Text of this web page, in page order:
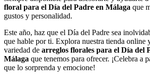
floral para el Día del Padre en Málaga que
gustos y personalidad.
Este año, haz que el Día del Padre sea
que hable por ti. Explora nuestra tienda online
variedad de arreglos florales para el Día del
Málaga que tenemos para ofrecer. ¡Celebra a
que lo sorprenda y emocione!